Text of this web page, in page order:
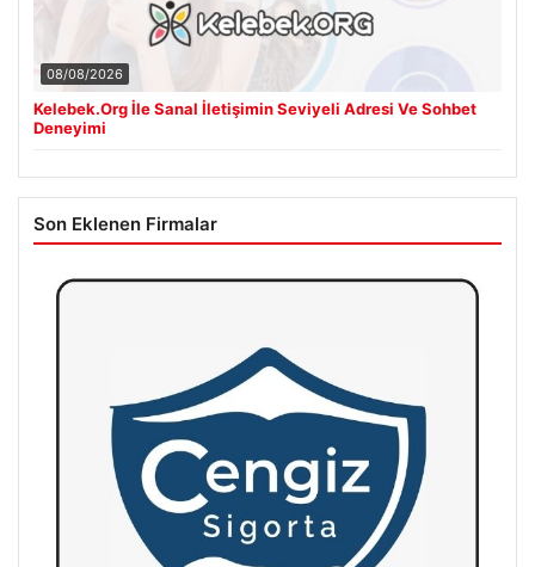
08/08/2026
Kelebek.Org İle Sanal İletişimin Seviyeli Adresi Ve Sohbet
Deneyimi
Son Eklenen Firmalar